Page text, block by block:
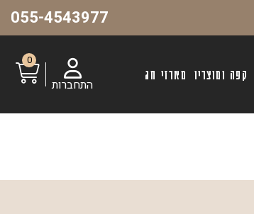
055-4543977
קפה ומוצריו מארזי חג
התחברות
0